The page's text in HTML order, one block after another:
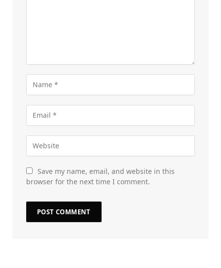
Save my name, email, and website in this
browser for the next time I comment.